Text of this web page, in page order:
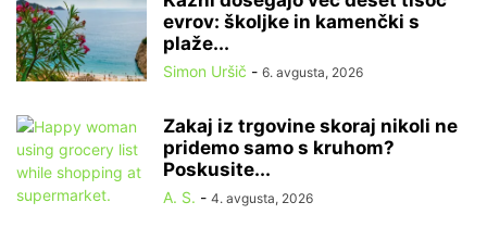
evrov: školjke in kamenčki s
plaže...
Simon Uršič - 6. avgusta, 2026
Zakaj iz trgovine skoraj nikoli ne
pridemo samo s kruhom?
Poskusite...
A. S. - 4. avgusta, 2026